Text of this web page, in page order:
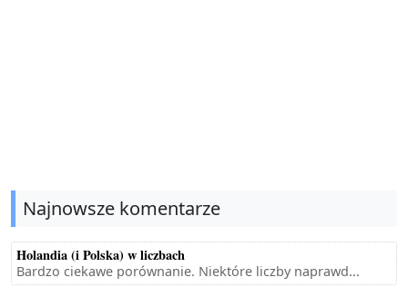
Najnowsze komentarze
Holandia (i Polska) w liczbach
Bardzo ciekawe porównanie. Niektóre liczby naprawd...